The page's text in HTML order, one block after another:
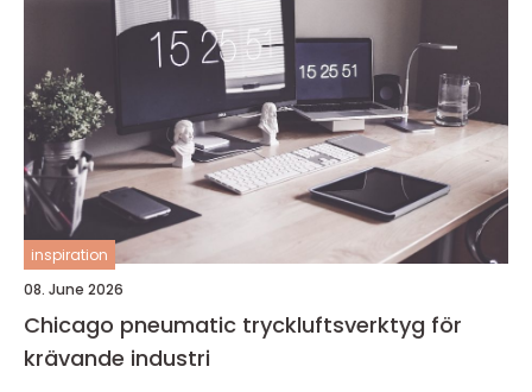
inspiration
08. June 2026
Chicago pneumatic tryckluftsverktyg för
krävande industri